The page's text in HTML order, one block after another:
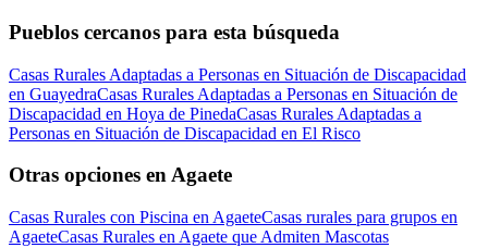
Pueblos cercanos para esta búsqueda
Casas Rurales Adaptadas a Personas en Situación de Discapacidad
en GuayedraCasas Rurales Adaptadas a Personas en Situación de
Discapacidad en Hoya de PinedaCasas Rurales Adaptadas a
Personas en Situación de Discapacidad en El Risco
Otras opciones en Agaete
Casas Rurales con Piscina en AgaeteCasas rurales para grupos en
AgaeteCasas Rurales en Agaete que Admiten Mascotas